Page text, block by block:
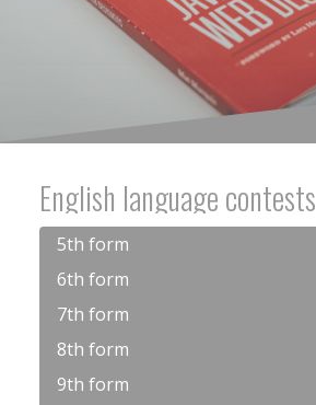
English language contests
5th form
6th form
7th form
8th form
9th form